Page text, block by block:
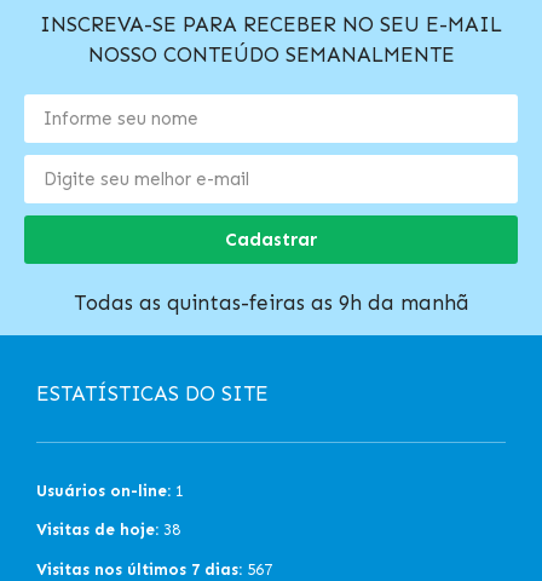
INSCREVA-SE PARA RECEBER NO SEU E-MAIL
NOSSO CONTEÚDO SEMANALMENTE
Cadastrar
Todas as quintas-feiras as 9h da manhã
ESTATÍSTICAS DO SITE
Usuários on-line: 1
Visitas de hoje: 38
Visitas nos últimos 7 dias: 567